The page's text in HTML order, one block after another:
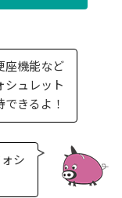
座機能など
シュレット
きるよ！
シ